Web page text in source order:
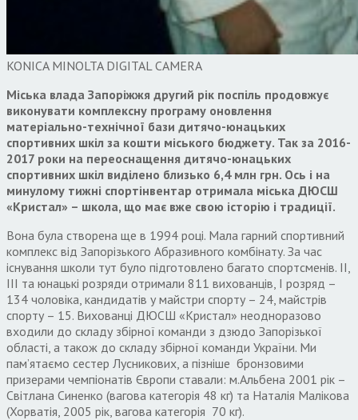
KONICA MINOLTA DIGITAL CAMERA
Міська влада Запоріжжя другий рік поспіль продовжує
виконувати комплексну програму оновлення
матеріально-технічної бази дитячо-юнацьких
спортивних шкіл за кошти міського бюджету. Так за 2016-
2017 роки на переоснащення дитячо-юнацьких
спортивних шкіл виділено близько 6,4 млн грн. Ось і на
минулому тижні спортінвентар отримала міська ДЮСШ
«Кристал» – школа, що має вже свою історію і традиції.
Вона була створена ще в 1994 році. Мала гарний спортивний
комплекс від Запорізького Абразивного комбінату. За час
існування школи тут було підготовлено багато спортсменів. ІІ,
ІІІ та юнацькі розряди отримали 811 вихованців, І розряд –
134 чоловіка, кандидатів у майстри спорту – 24, майстрів
спорту – 15. Вихованці ДЮСШ «Кристал» неодноразово
входили до складу збірної команди з дзюдо Запорізької
області, а також до складу збірної команди України. Ми
пам’ятаємо сестер Лусникових, а пізніше бронзовими
призерами чемпіонатів Європи ставали: м.Альбена 2001 рік –
Світлана Синенко (вагова категорія 48 кг) та Наталія Малікова
(Хорватія, 2005 рік, вагова категорія 70 кг).